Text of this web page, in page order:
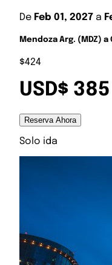
De Feb 01, 2027 a
Mendoza Arg. (MDZ)
$424
USD$ 385
Reserva Ahora
Solo ida